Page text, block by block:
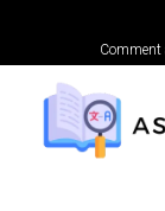
Comment
Comment